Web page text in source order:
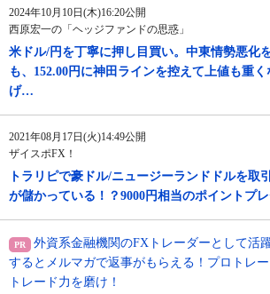
2024年10月10日(木)16:20公開
西原宏一の「ヘッジファンドの思惑」
米ドル/円を丁寧に押し目買い。中東情勢悪化
も、152.00円に神田ラインを控えて上値も重
げ…
2021年08月17日(火)14:49公開
ザイスポFX！
トラリピで豪ドル/ニュージーランドドルを取
が儲かっている！？9000円相当のポイントプレ
外資系金融機関のFXトレーダーとして活
するとメルマガで返事がもらえる！プロトレ
トレード力を磨け！